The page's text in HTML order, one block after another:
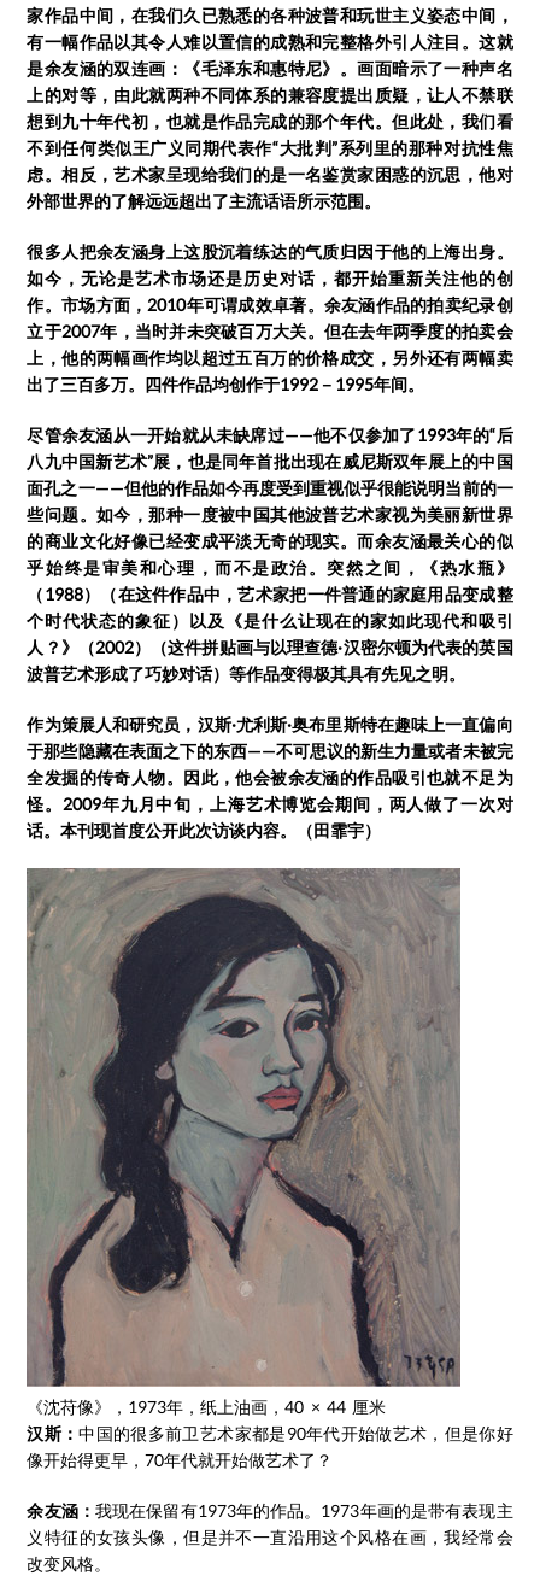
家作品中间，在我们久已熟悉的各种波普和玩世主义姿态中间，
有一幅作品以其令人难以置信的成熟和完整格外引人注目。这就
是余友涵的双连画：《毛泽东和惠特尼》。画面暗示了一种声名
上的对等，由此就两种不同体系的兼容度提出质疑，让人不禁联
想到九十年代初，也就是作品完成的那个年代。但此处，我们看
不到任何类似王广义同期代表作“大批判”系列里的那种对抗性焦
虑。相反，艺术家呈现给我们的是一名鉴赏家困惑的沉思，他对
外部世界的了解远远超出了主流话语所示范围。
很多人把余友涵身上这股沉着练达的气质归因于他的上海出身。
如今，无论是艺术市场还是历史对话，都开始重新关注他的创
作。市场方面，2010年可谓成效卓著。余友涵作品的拍卖纪录创
立于2007年，当时并未突破百万大关。但在去年两季度的拍卖会
上，他的两幅画作均以超过五百万的价格成交，另外还有两幅卖
出了三百多万。四件作品均创作于1992－1995年间。
尽管余友涵从一开始就从未缺席过——他不仅参加了1993年的“后
八九中国新艺术”展，也是同年首批出现在威尼斯双年展上的中国
面孔之一——但他的作品如今再度受到重视似乎很能说明当前的一
些问题。如今，那种一度被中国其他波普艺术家视为美丽新世界
的商业文化好像已经变成平淡无奇的现实。而余友涵最关心的似
乎始终是审美和心理，而不是政治。突然之间，《热水瓶》
（1988）（在这件作品中，艺术家把一件普通的家庭用品变成整
个时代状态的象征）以及《是什么让现在的家如此现代和吸引
人？》（2002）（这件拼贴画与以理查德·汉密尔顿为代表的英国
波普艺术形成了巧妙对话）等作品变得极其具有先见之明。
作为策展人和研究员，汉斯·尤利斯·奥布里斯特在趣味上一直偏向
于那些隐藏在表面之下的东西——不可思议的新生力量或者未被完
全发掘的传奇人物。因此，他会被余友涵的作品吸引也就不足为
怪。2009年九月中旬，上海艺术博览会期间，两人做了一次对
话。本刊现首度公开此次访谈内容。（田霏宇）
《沈苻像》，1973年，纸上油画，40 × 44 厘米
汉斯：中国的很多前卫艺术家都是90年代开始做艺术，但是你好
像开始得更早，70年代就开始做艺术了？
余友涵： 我现在保留有1973年的作品。1973年画的是带有表现主
义特征的女孩头像，但是并不一直沿用这个风格在画，我经常会
改变风格。